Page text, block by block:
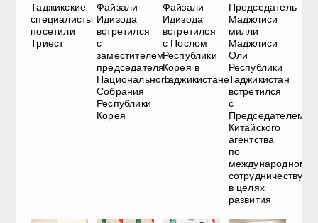
Таджикские
специалисты
посетили
Триест
Файзали
Идизода
встретился
с
заместителем
председателя
Национального
Собрания
Республики
Корея
Файзали
Идизода
встретился
с Послом
Республики
Корея в
Таджикистане
Председатель
Маджлиси
милли
Маджлиси
Оли
Республики
Таджикистан
встретился
с
Председателем
Китайского
агентства
по
международному
сотрудничеству
в целях
развития